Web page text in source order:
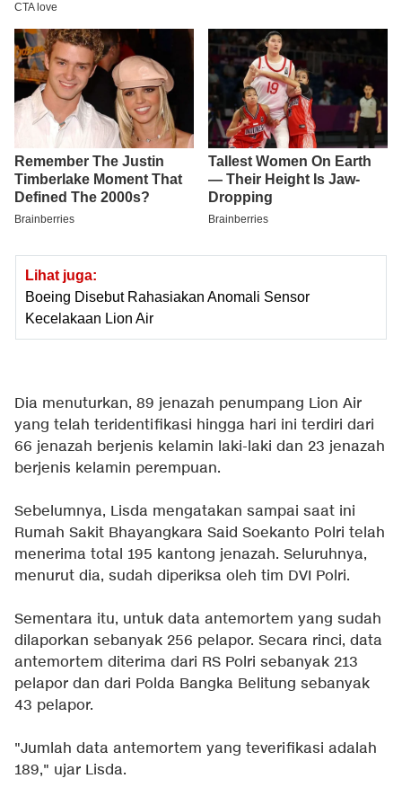
Lihat juga:
Boeing Disebut Rahasiakan Anomali Sensor
Kecelakaan Lion Air
Dia menuturkan, 89 jenazah penumpang Lion Air
yang telah teridentifikasi hingga hari ini terdiri dari
66 jenazah berjenis kelamin laki-laki dan 23 jenazah
berjenis kelamin perempuan.
Sebelumnya, Lisda mengatakan sampai saat ini
Rumah Sakit Bhayangkara Said Soekanto Polri telah
menerima total 195 kantong jenazah. Seluruhnya,
menurut dia, sudah diperiksa oleh tim DVI Polri.
Sementara itu, untuk data antemortem yang sudah
dilaporkan sebanyak 256 pelapor. Secara rinci, data
antemortem diterima dari RS Polri sebanyak 213
pelapor dan dari Polda Bangka Belitung sebanyak
43 pelapor.
"Jumlah data antemortem yang teverifikasi adalah
189," ujar Lisda.